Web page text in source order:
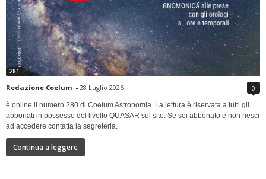
281
Redazione Coelum - 28 Luglio 2026 0
è online il numero 280 di Coelum Astronomia. La lettura è riservata a tutti gli
abbonati in possesso del livello QUASAR sul sito. Se sei abbonato e non riesci
ad accedere contatta la segreteria.
Continua a leggere